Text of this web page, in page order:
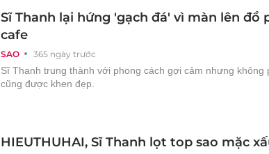
SAO 365 ngày trước
Sĩ Thanh lại hứng 'gạch đá' vì màn lên đồ
cafe
Sĩ Thanh trung thành với phong cách gợi cảm nhưng không
cũng được khen đẹp.
HIEUTHUHAI, Sĩ Thanh lọt top sao mặc